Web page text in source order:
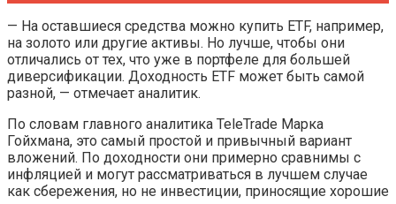
— На оставшиеся средства можно купить ETF, например,
на золото или другие активы. Но лучше, чтобы они
отличались от тех, что уже в портфеле для большей
диверсификации. Доходность ETF может быть самой
разной, — отмечает аналитик.
По словам главного аналитика TeleTrade Марка
Гойхмана, это самый простой и привычный вариант
вложений. По доходности они примерно сравнимы с
инфляцией и могут рассматриваться в лучшем случае
как сбережения, но не инвестиции, приносящие хорошие